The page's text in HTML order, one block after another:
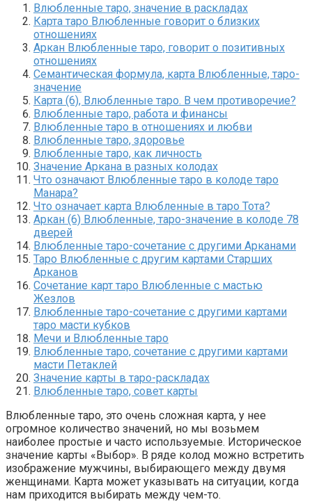
Влюбленные таро, значение в раскладах
Карта таро Влюбленные говорит о близких
отношениях
Аркан Влюбленные таро, говорит о позитивных
отношениях
Семантическая формула, карта Влюбленные, таро-
значение
Карта (6), Влюбленные таро. В чем противоречие?
Влюбленные таро, работа и финансы
Влюбленные таро в отношениях и любви
Влюбленные таро, здоровье
Влюбленные таро, как личность
Значение Аркана в разных колодах
Что означают Влюбленные таро в колоде таро
Манара?
Что означает карта Влюбленные в таро Тота?
Аркан (6) Влюбленные, таро-значение в колоде 78
дверей
Влюбленные таро-сочетание с другими Арканами
Таро Влюбленные с другим картами Старших
Арканов
Сочетание карт таро Влюбленные с мастью
Жезлов
Влюбленные таро-сочетание с другими картами
таро масти кубков
Мечи и Влюбленные таро
Влюбленные таро, сочетание с другими картами
масти Петаклей
Значение карты в таро-раскладах
Влюбленные таро, совет карты
Влюбленные таро, это очень сложная карта, у нее
огромное количество значений, но мы возьмем
наиболее простые и часто используемые. Историческое
значение карты «Выбор». В ряде колод можно встретить
изображение мужчины, выбирающего между двумя
женщинами. Карта может указывать на ситуации, когда
нам приходится выбирать между чем-то.